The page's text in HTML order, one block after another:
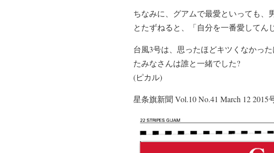
ちなみに、グアムで最愛といっても、
とたずねると、「自分を一番愛してん
台風3号は、思ったほどキツくなかっ
たみなさんは誰と一緒でした?
(ピカル)
星条旗新聞 Vol.10 No.41 March 12